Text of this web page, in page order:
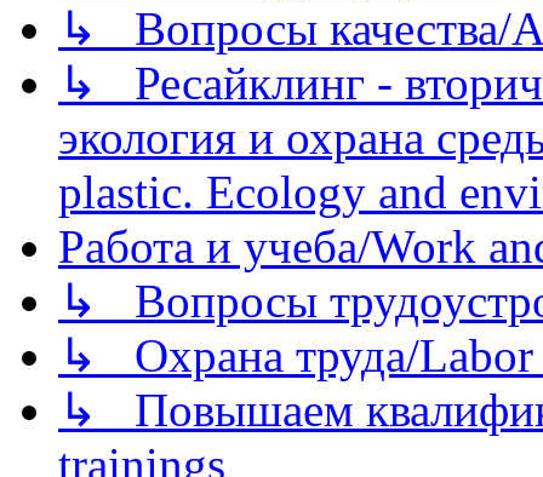
↳ Вопросы качества/
↳ Ресайклинг -
экология и охрана
plastic. Ecology and
Работа и учеба/Work
↳ Вопросы
↳ Охрана труда/Labor
↳ Повышаем
trainings